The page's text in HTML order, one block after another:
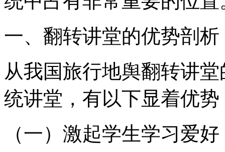
一、翻转讲堂的优势剖析
从我国旅行地舆翻转讲
统讲堂，有以下显着优势
（一）激起学生学习爱